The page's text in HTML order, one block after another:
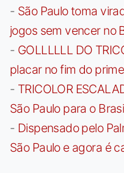
- São Paulo toma
jogos sem vencer no
- GOLLLLLL DO
placar no fim do
- TRICOLOR
São Paulo para o
- Dispensado pelo
São Paulo e agora é